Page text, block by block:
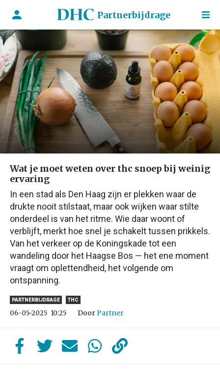
Partnerbijdrage
Wat je moet weten over thc snoep bij weinig
ervaring
In een stad als Den Haag zijn er plekken waar de
drukte nooit stilstaat, maar ook wijken waar stilte
onderdeel is van het ritme. Wie daar woont of
verblijft, merkt hoe snel je schakelt tussen prikkels.
Van het verkeer op de Koningskade tot een
wandeling door het Haagse Bos — het ene moment
vraagt om oplettendheid, het volgende om
ontspanning.
PARTNERBIJDRAGE THC
06-05-2025 10:25 DoorPartner